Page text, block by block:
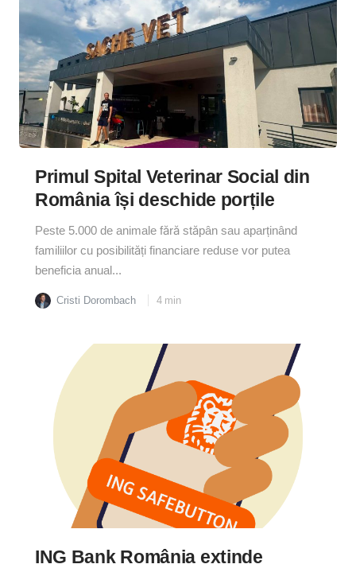
Primul Spital Veterinar Social din
România își deschide porțile
Peste 5.000 de animale fără stăpân sau aparținând
familiilor cu posibilități financiare reduse vor putea
beneficia anual...
Cristi Dorombach 4 min
ING Bank România extinde